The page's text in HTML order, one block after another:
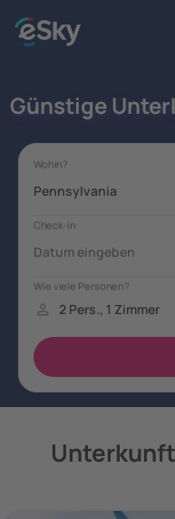
Günstige